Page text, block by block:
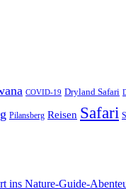
COVID-19 Dryland Safari
Pilansberg Reisen Safari
ins Nature-Guide-